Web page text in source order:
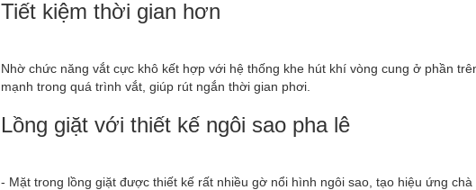
Tiết kiệm thời gian hơn
Nhờ chức năng vắt cực khô kết hợp với hệ thống khe hút khí vòng cung ở phần
mạnh trong quá trình vắt, giúp rút ngắn thời gian phơi.
Lồng giặt với thiết kế ngôi sao pha lê
- Mặt trong lồng giặt được thiết kế rất nhiều gờ nổi hình ngôi sao, tạo hiệu ứng